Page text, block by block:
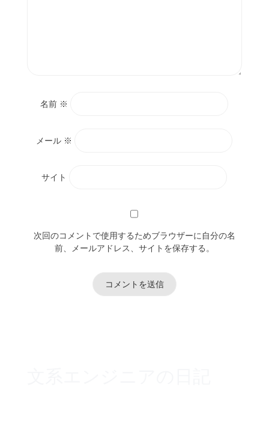
名前 ※
メール ※
サイト
次回のコメントで使用するためブラウザーに自分の名
前、メールアドレス、サイトを保存する。